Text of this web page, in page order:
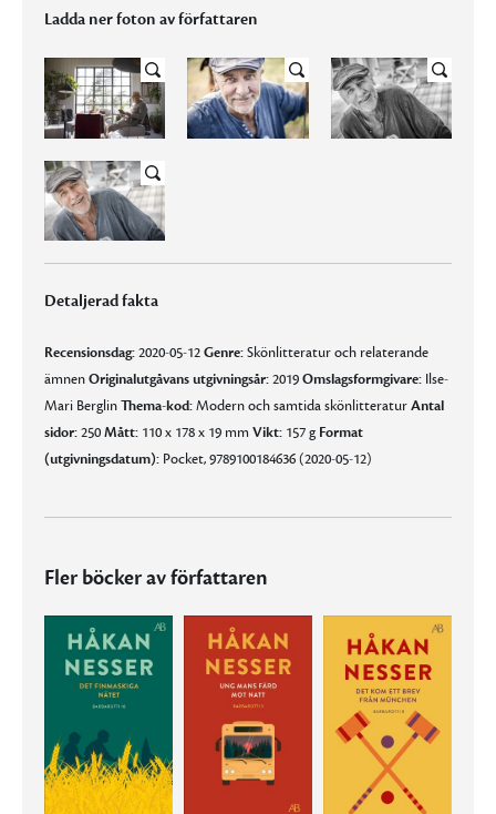
Ladda ner foton av författaren
Detaljerad fakta
Recensionsdag:2020-05-12Genre:Skönlitteratur och relaterande
ämnenOriginalutgåvans utgivningsår:2019Omslagsformgivare: Ilse-
Mari BerglinThema-kod:Modern och samtida skönlitteraturAntal
sidor:250Mått: 110 x 178 x 19 mmVikt: 157 g Format
(utgivningsdatum): Pocket, 9789100184636 (2020-05-12)
Fler böcker av författaren